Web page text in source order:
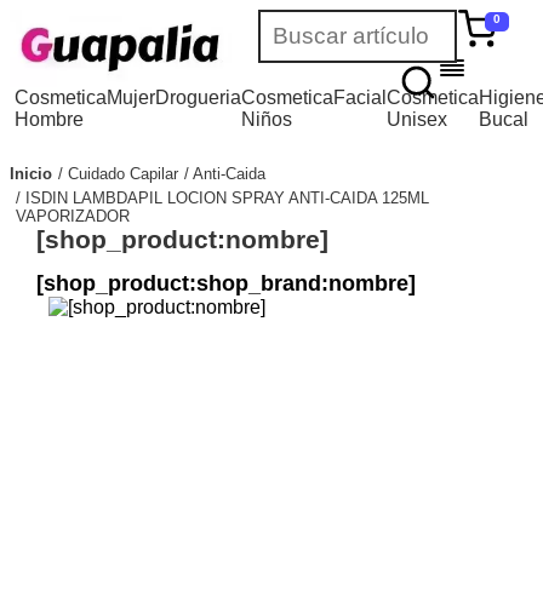
0
Cosmetica
Hombre
MujerDrogueriaCosmetica
Niños
FacialCosmetica
Unisex
Bucal
Inicio Cuidado Capilar
Anti-Caida
ISDIN LAMBDAPIL LOCION SPRAY ANTI-CAIDA 125ML
VAPORIZADOR
[shop_product:nombre]
[shop_product:shop_brand:nombre]